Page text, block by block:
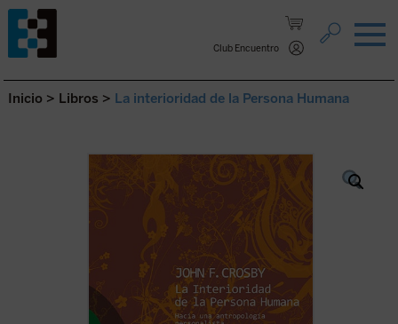
Club Encuentro
Saltar al contenido.
Inicio > Libros > La interioridad de la Persona Humana